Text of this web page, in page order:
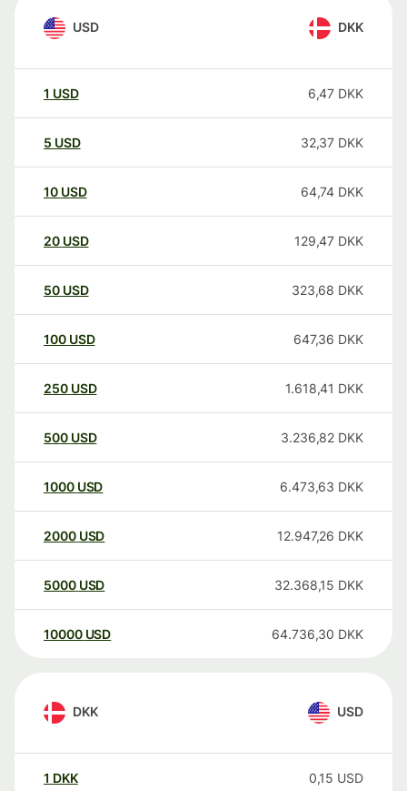
USD DKK
1 USD 6,47 DKK
5 USD 32,37 DKK
10 USD 64,74 DKK
20 USD 129,47 DKK
50 USD 323,68 DKK
100 USD 647,36 DKK
250 USD 1.618,41 DKK
500 USD 3.236,82 DKK
1000 USD 6.473,63 DKK
2000 USD 12.947,26 DKK
5000 USD 32.368,15 DKK
10000 USD 64.736,30 DKK
DKK USD
1 DKK 0,15 USD